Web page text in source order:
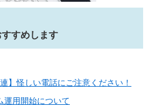
すめします
】怪しい電話にご注意ください！
運用開始について